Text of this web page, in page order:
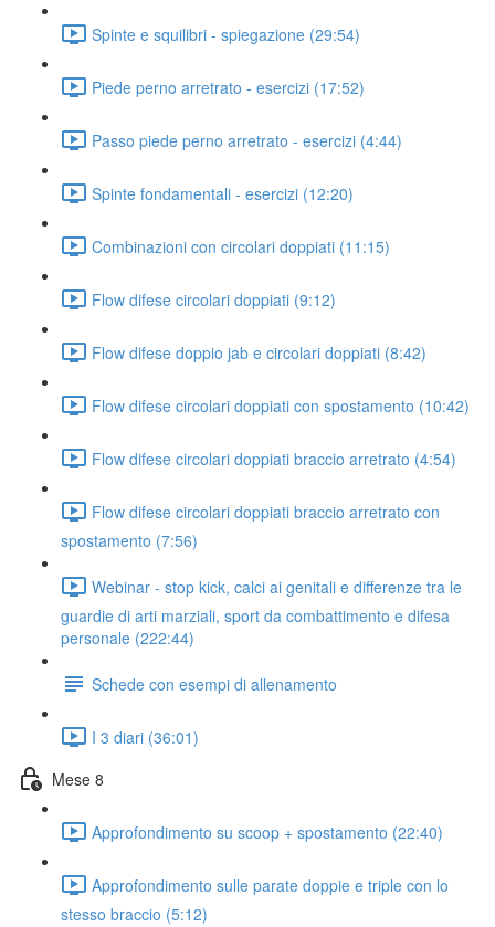
Spinte e squilibri - spiegazione (29:54)
Piede perno arretrato - esercizi (17:52)
Passo piede perno arretrato - esercizi (4:44)
Spinte fondamentali - esercizi (12:20)
Combinazioni con circolari doppiati (11:15)
Flow difese circolari doppiati (9:12)
Flow difese doppio jab e circolari doppiati (8:42)
Flow difese circolari doppiati con spostamento (10:42)
Flow difese circolari doppiati braccio arretrato (4:54)
Flow difese circolari doppiati braccio arretrato con
spostamento (7:56)
Webinar - stop kick, calci ai genitali e differenze tra le
guardie di arti marziali, sport da combattimento e difesa
personale (222:44)
Schede con esempi di allenamento
I 3 diari (36:01)
Mese 8
Approfondimento su scoop + spostamento (22:40)
Approfondimento sulle parate doppie e triple con lo
stesso braccio (5:12)